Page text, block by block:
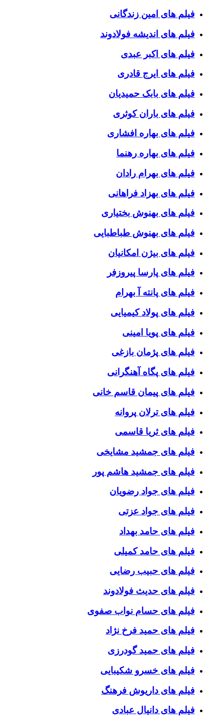
فیلم های امین زندگانی
فیلم های اندیشه فولادوند
فیلم های اکبر عبدی
فیلم های ایرج قادری
فیلم های بابک حمیدیان
فیلم های باران کوثری
فیلم های بهاره افشاری
فیلم های بهاره رهنما
فیلم های بهرام رادان
فیلم های بهزاد فراهانی
فیلم های بهنوش بختیاری
فیلم های بهنوش طباطبایی
فیلم های بیژن امکانیان
فیلم های پارسا پیروزفر
فیلم های پانته آ بهرام
فیلم های پولاد کیمیایی
فیلم های پویا امینی
فیلم های پژمان بازغی
فیلم های پگاه آهنگرانی
فیلم های پیمان قاسم خانی
فیلم های ترلان پروانه
فیلم های ثریا قاسمی
فیلم های جمشید مشایخی
فیلم های جمشید هاشم پور
فیلم های جواد رضویان
فیلم های جواد عزتی
فیلم های حامد بهداد
فیلم های حامد کمیلی
فیلم های حبیب رضایی
فیلم های حدیث فولادوند
فیلم های حسام نواب صفوی
فیلم های حمید فرخ نژاد
فیلم های حمید گودرزی
فیلم های خسرو شکیبایی
فیلم های داریوش فرهنگ
فیلم های دانیال عبادی